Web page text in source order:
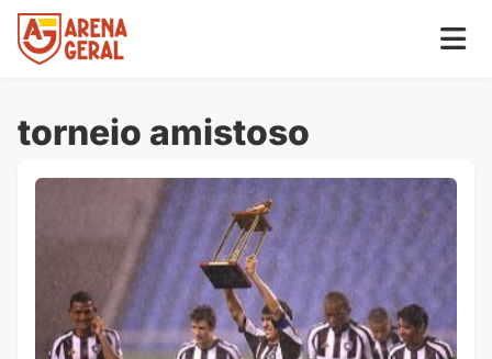
torneio amistoso